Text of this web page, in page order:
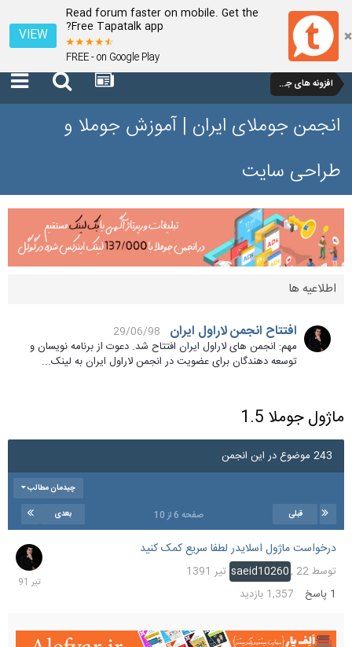
Read forum faster on mobile. Get the
Free Tapatalk app?
FREE - on Google Play
VIEW
افزونه های جوملا 1.5
انجمن جوملای ایران | آموزش جوملا و
طراحی سایت
اطلاعیه ها
افتتاح انجمن لاراول ایران
29/06/98
مهم: انجمن های لاراول ایران افتتاح شد. دعوت از برنامه نویسان و
توسعه دهندگان برای عضویت در انجمن لاراول ایران به لینک...
ماژول جوملا 1.5
243 موضوع در این انجمن
چیدمان مطالب
قبلی بعدی صفحه 6 از 10
درخواست ماژول اسلایدر لطفا سریع کمک کنید
توسط saeid10260, 22 تیر 1391
1 پاسخ 1,357 بازدید